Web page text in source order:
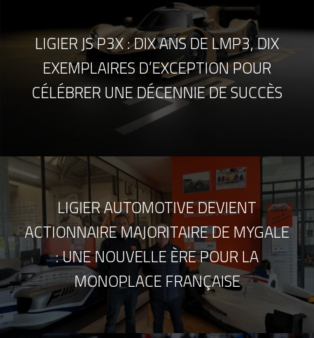
LIGIER JS P3X : DIX ANS DE LMP3, DIX
EXEMPLAIRES D’EXCEPTION POUR
CÉLÉBRER UNE DÉCENNIE DE SUCCÈS
LIGIER AUTOMOTIVE DEVIENT
ACTIONNAIRE MAJORITAIRE DE MYGALE
: UNE NOUVELLE ÈRE POUR LA
MONOPLACE FRANÇAISE